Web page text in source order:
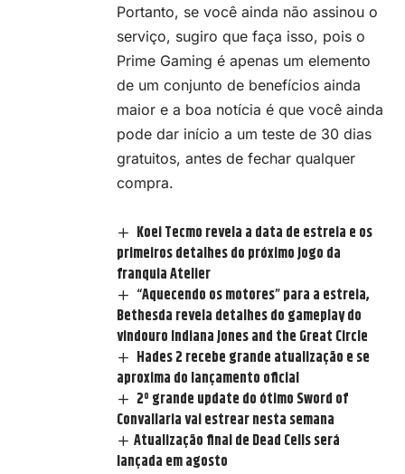
Portanto, se você ainda não assinou o
serviço, sugiro que faça isso, pois o
Prime Gaming é apenas um elemento
de um conjunto de benefícios ainda
maior e a boa notícia é que você ainda
pode dar início a um teste de 30 dias
gratuitos, antes de fechar qualquer
compra.
Koei Tecmo revela a data de estreia e os
primeiros detalhes do próximo jogo da
franquia Atelier
“Aquecendo os motores” para a estreia,
Bethesda revela detalhes do gameplay do
vindouro Indiana Jones and the Great Circle
Hades 2 recebe grande atualização e se
aproxima do lançamento oficial
2º grande update do ótimo Sword of
Convallaria vai estrear nesta semana
​Atualização final de Dead Cells será
lançada em agosto